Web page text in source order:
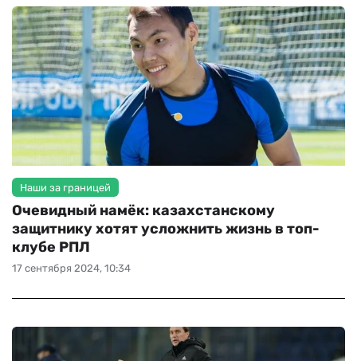
Наши за границей
17 сентября 2024, 10:34
Очевидный намёк: казахстанскому
защитнику хотят усложнить жизнь в топ-
клубе РПЛ